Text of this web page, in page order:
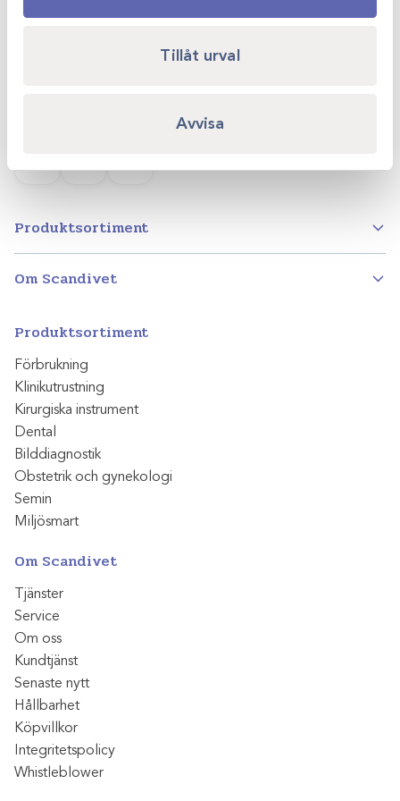
Tillåt urval
Avvisa
Instagram
Facebook
LinkedIn
Produktsortiment
Om Scandivet
Produktsortiment
Förbrukning
Klinikutrustning
Kirurgiska instrument
Dental
Bilddiagnostik
Obstetrik och gynekologi
Semin
Miljösmart
Om Scandivet
Tjänster
Service
Om oss
Kundtjänst
Senaste nytt
Hållbarhet
Köpvillkor
Integritetspolicy
Whistleblower